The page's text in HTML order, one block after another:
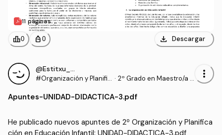
11 páginas
leaderboard0 personal_bag 0 download Descargar
@Estitxu_98
#Organización y Planific
ntil
· 2º Grado en Maestro/a d
more_vert
Apuntes-UNIDAD-DIDACTICA-3.pdf
He publicado nuevos apuntes de 2º Organización y Planifica
ción en Educación Infantil: UNIDAD-DIDACTICA-3.pdf